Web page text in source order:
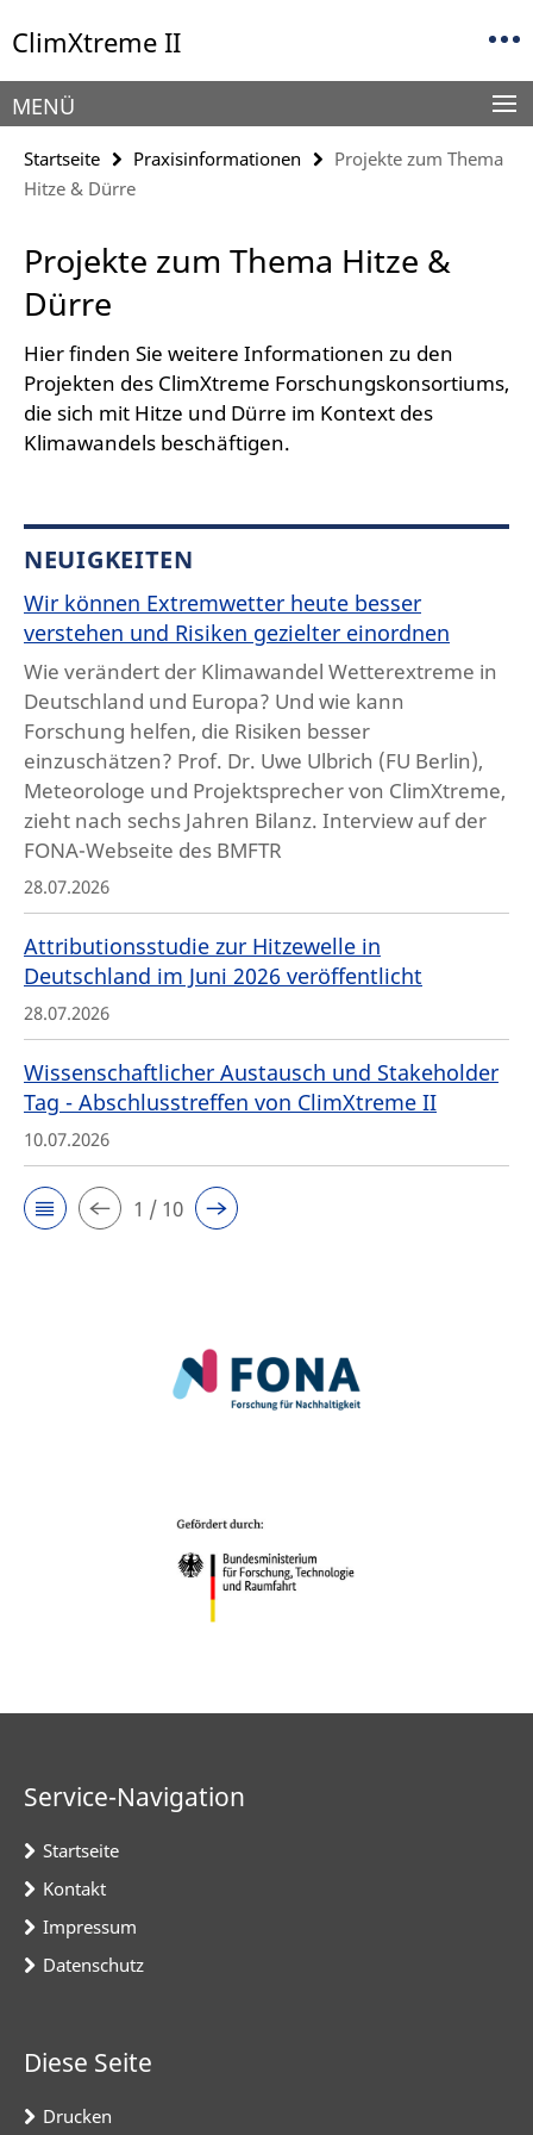
direkt
Inhalt
ClimXtreme II
Service-
Navigation
MENÜ
Startseite Praxisinformationen
Projekte zum Thema
Hitze & Dürre
Projekte zum Thema Hitze &
Dürre
Hier finden Sie weitere Informationen zu den
Projekten des ClimXtreme Forschungskonsortiums,
die sich mit Hitze und Dürre im Kontext des
Klimawandels beschäftigen.
NEUIGKEITEN
Wir können Extremwetter heute besser
verstehen und Risiken gezielter einordnen
Wie verändert der Klimawandel Wetterextreme in
Deutschland und Europa? Und wie kann
Forschung helfen, die Risiken besser
einzuschätzen? Prof. Dr. Uwe Ulbrich (FU Berlin),
Meteorologe und Projektsprecher von ClimXtreme,
zieht nach sechs Jahren Bilanz. Interview auf der
FONA-Webseite des BMFTR
28.07.2026
Attributionsstudie zur Hitzewelle in
Deutschland im Juni 2026 veröffentlicht
28.07.2026
Wissenschaftlicher Austausch und Stakeholder
Tag - Abschlusstreffen von ClimXtreme II
10.07.2026
1 / 10
Service-Navigation
Startseite
Kontakt
Impressum
Datenschutz
Diese Seite
Drucken